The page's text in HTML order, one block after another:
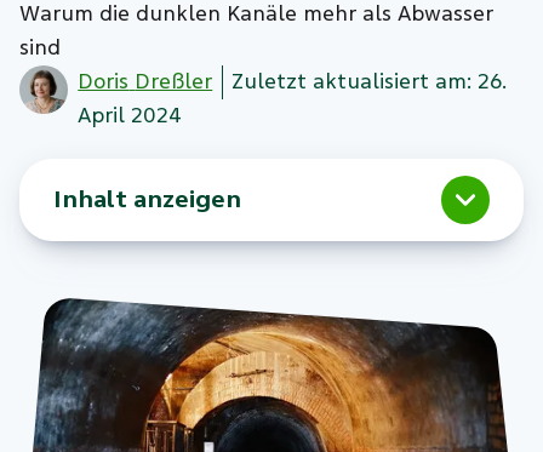
Warum die dunklen Kanäle mehr als Abwasser
sind
Doris Dreßler
Zuletzt aktualisiert am: 26.
April 2024
Inhalt anzeigen